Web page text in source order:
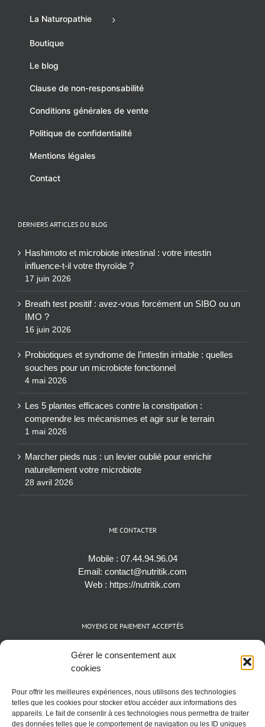
Gérer le consentement aux
cookies
Pour offrir les meilleures expériences, nous utilisons des technologies
telles que les cookies pour stocker et/ou accéder aux informations des
appareils. Le fait de consentir à ces technologies nous permettra de traiter
des données telles que le comportement de navigation ou les ID uniques
La Naturopathie
Boutique
Le blog
Clause de non-responsabilité
Conditions générales de vente
Politique de confidentialité
Mentions légales
Contact
DERNIERS ARTICLES DU BLOG
Hashimoto et microbiote intestinal : votre intestin
influence-t-il votre thyroïde ?
17 juin 2026
Breath test positif : avez-vous forcément un SIBO ou un
IMO ?
16 juin 2026
Probiotiques et syndrome de l’intestin irritable : quelles
souches pour un microbiote fonctionnel
4 mai 2026
Les 5 plantes efficaces contre la constipation :
comprendre les mécanismes et agir sur le terrain
1 mai 2026
Marcher pieds nus : un levier oublié pour enrichir
naturellement votre microbiote
28 avril 2026
ME CONTACTER
Mobile : 07.44.94.96.04
Email: contact@nutritik.com
Web : https://nutritik.com
MOYENS DE PAIEMENT ACCEPTÉS
Espèces (EUR)
Cartes bancaires (VISA, Mastercard et AMEX)
Cryptomonnaies (BTC)